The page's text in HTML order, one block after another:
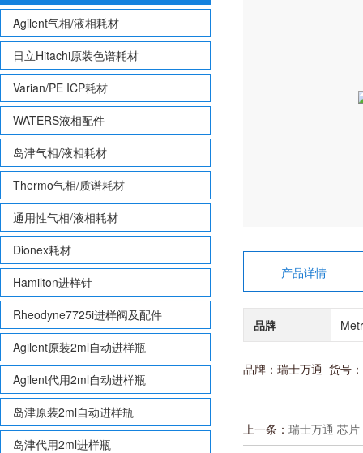
Agilent气相/液相耗材
日立Hitachi原装色谱耗材
Varian/PE ICP耗材
WATERS液相配件
岛津气相/液相耗材
Thermo气相/质谱耗材
通用性气相/液相耗材
Dionex耗材
Hamilton进样针
Rheodyne7725i进样阀及配件
Agilent原装2ml自动进样瓶
Agilent代用2ml自动进样瓶
岛津原装2ml自动进样瓶
岛津代用2ml进样瓶
产品详情
品牌
品牌：瑞士万通 货号
上一条： 瑞士万通 芯